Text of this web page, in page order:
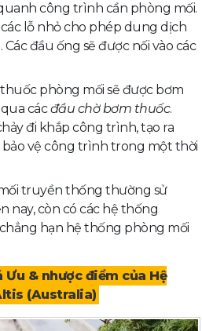
công trình cần phòng mối.
lỗ nhỏ cho phép dung dịch
đầu ống sẽ được nối vào các
phòng mối sẽ được bơm
cácđầu chờ bơm thuốc.
đi khắp công trình, tạo ra
vệ công trình trong một thời
truyền thống thường sử
nay, còn có các hệ thống
hạn hệ thống phòng mối
Ưu & nhược điểm của Hệ
(Australia)